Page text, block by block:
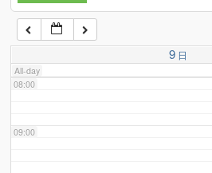
9 日
All-day
07:00
08:00
09:00